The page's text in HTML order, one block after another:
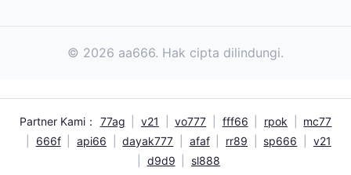
© 2026 aa666. Hak cipta dilindungi.
Partner Kami： 77ag v21 vo777 fff66 rpok
mc77
666f api66 dayak777 afaf rr89 sp666
v21
d9d9 sl888